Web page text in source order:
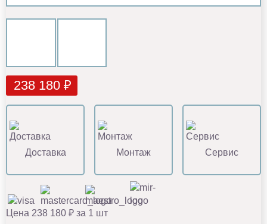
238 180 ₽
Доставка Монтаж Сервис
Цена 238 180 ₽ за 1 шт